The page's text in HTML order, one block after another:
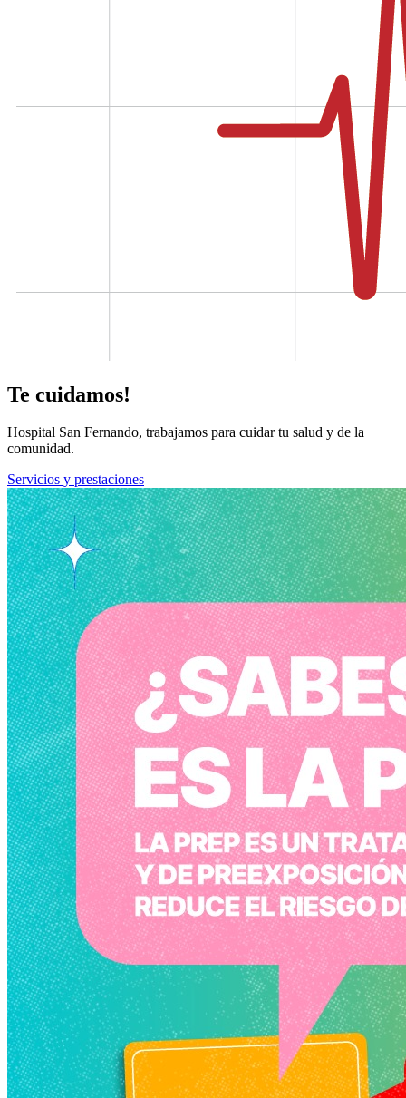
Te cuidamos!
Hospital San Fernando, trabajamos para cuidar tu salud y de la
comunidad.
Servicios y prestaciones